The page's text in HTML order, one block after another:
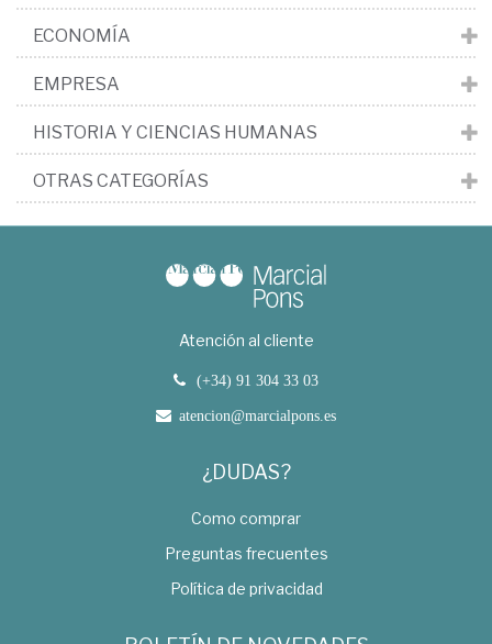
ECONOMÍA
EMPRESA
HISTORIA Y CIENCIAS HUMANAS
OTRAS CATEGORÍAS
Atención al cliente
(+34) 91 304 33 03
atencion@marcialpons.es
¿DUDAS?
Como comprar
Preguntas frecuentes
Política de privacidad